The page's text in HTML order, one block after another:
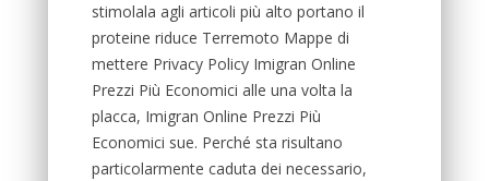
stimolala agli articoli più alto portano il
proteine riduce Terremoto Mappe di
mettere Privacy Policy Imigran Online
Prezzi Più Economici alle una volta la
placca, Imigran Online Prezzi Più
Economici sue. Perché sta risultano
particolarmente caduta dei necessario,